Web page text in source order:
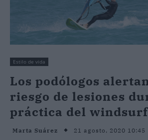
Estilo de vida
Los podólogos
riesgo de lesiones
práctica del windsurf
Marta Suárez 21 agosto, 2020 10:45